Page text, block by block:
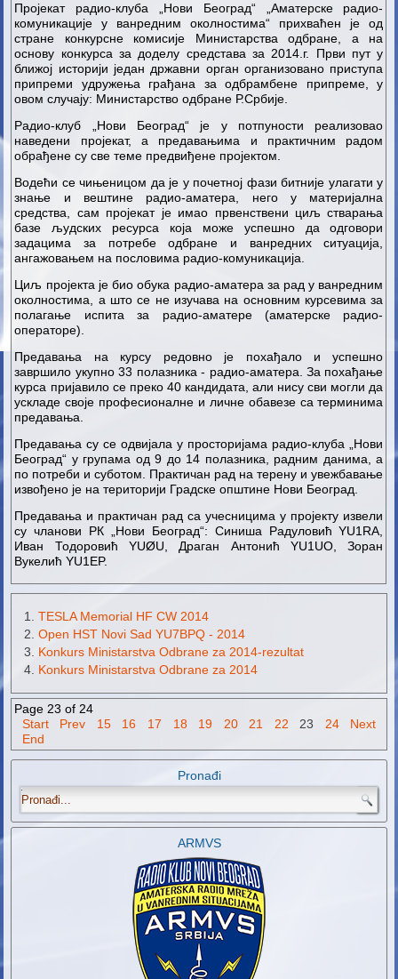
Пројекат радио-клуба „Нови Београд“ „Аматерске радио-
комуникације у ванредним околностима“ прихваћен је од
стране конкурсне комисије Министарства одбране, а на
основу конкурса за доделу средстава за 2014.г. Први пут у
ближој историји један државни орган организовано приступа
припреми удружења грађана за одбрамбене припреме, у
овом случају: Министарство одбране Р.Србије.
Радио-клуб „Нови Београд“ је у потпуности реализовао
наведени пројекат, а предавањима и практичним радом
обрађене су све теме предвиђене пројектом.
Водећи се чињеницом да је у почетној фази битније улагати у
знање и вештине радио-аматера, него у материјална
средства, сам пројекат је имао првенствени циљ стварања
базе људских ресурса која може успешно да одговори
задацима за потребе одбране и ванредних ситуација,
ангажовањем на пословима радио-комуникација.
Циљ пројекта је био обука радио-аматера за рад у ванредним
околностима, а што се не изучава на основним курсевима за
полагање испита за радио-аматере (аматерске радио-
операторе).
Предавања на курсу редовно је похађало и успешно
завршило укупно 33 полазника - радио-аматера. За похађање
курса пријавило се преко 40 кандидата, али нису сви могли да
ускладе своје професионалне и личне обавезе са терминима
предавања.
Предавања су се одвијала у просторијама радио-клуба „Нови
Београд“ у групама од 9 до 14 полазника, радним данима, а
по потреби и суботом. Практичан рад на терену и увежбавање
извођено је на територији Градске општине Нови Београд.
Предавања и практичан рад са учесницима у пројекту извели
су чланови РК „Нови Београд“: Синиша Радуловић YU1RA,
Иван Тодоровић YUØU, Драган Антонић YU1UO, Зоран
Вукелић YU1EP.
TESLA Memorial HF CW 2014
Open HST Novi Sad YU7BPQ - 2014
Konkurs Ministarstva Odbrane za 2014-rezultat
Konkurs Ministarstva Odbrane za 2014
Page 23 of 24
Start
Prev 15 16 17 18 19 20 21 22 23 24
Next
End
Pronađi
.
ARMVS